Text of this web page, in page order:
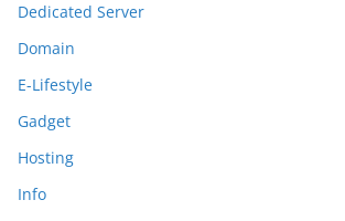
Dedicated Server
Domain
E-Lifestyle
Gadget
Hosting
Info